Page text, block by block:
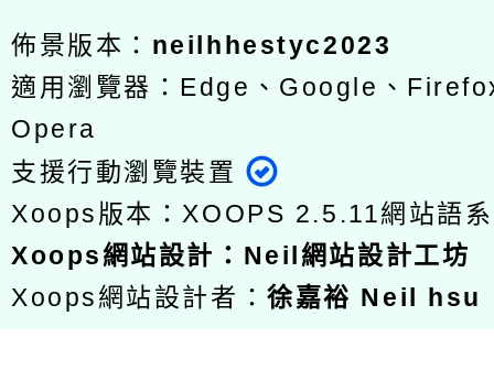
佈景版本： neilhhestyc2023
適用瀏覽器：Edge、Google、
Opera
支援行動瀏覽裝置
Xoops版本： XOOPS 2.5.11網站語
Xoops網站設計 ： Neil網站設計工坊
Xoops網站設計者：徐嘉裕 Neil hsu